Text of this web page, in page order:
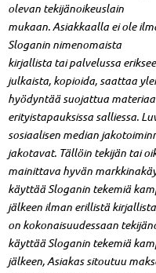
olevan tekijänoikeuslain
mukaan. Asiakkaalla ei ole
Sloganin nimenomaista
kirjallista tai palvelussa
julkaista, kopioida, saattaa
hyödyntää suojattua
erityistapauksissa salliessa.
sosiaalisen median
jakotavat. Tällöin tekijän tai
mainittava hyvän
käyttää Sloganin tekemiä
jälkeen ilman erillistä
on kokonaisuudessaan
käyttää Sloganin tekemiä
jälkeen, Asiakas sitoutuu